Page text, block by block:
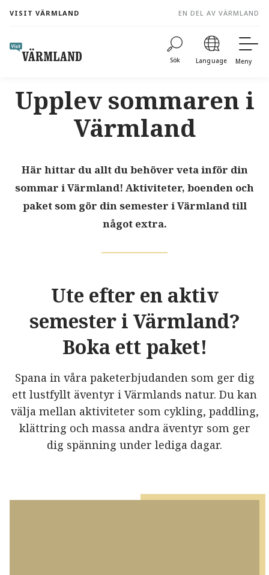
content
VISIT VÄRMLAND EN DEL AV VÄRMLAND
Sök Language Meny
Upplev sommaren i
Värmland
Här hittar du allt du behöver veta inför din
sommar i Värmland! Aktiviteter, boenden och
paket som gör din semester i Värmland till
något extra.
Ute efter en aktiv
semester i Värmland?
Boka ett paket!
Spana in våra paketerbjudanden som ger dig
ett lustfyllt äventyr i Värmlands natur. Du kan
välja mellan aktiviteter som cykling, paddling,
klättring och massa andra äventyr som ger
dig spänning under lediga dagar.